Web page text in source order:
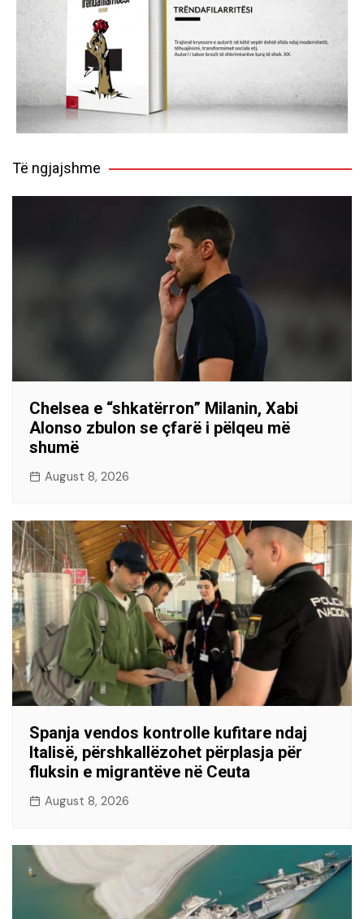
Të ngjajshme
Chelsea e “shkatërron” Milanin, Xabi
Alonso zbulon se çfarë i pëlqeu më
shumë
August 8, 2026
Spanja vendos kontrolle kufitare ndaj
Italisë, përshkallëzohet përplasja për
fluksin e migrantëve në Ceuta
August 8, 2026